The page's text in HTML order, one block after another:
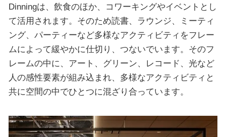
Dinningは、飲食のほか、コワーキングやイベントとし
て活用されます。そのため読書、ラウンジ、ミーティ
ング、パーティーなど多様なアクティビティをフレー
ムによって緩やかに仕切り、つないでいます。そのフ
レームの中に、アート、グリーン、レコード、光など
人の感性要素が組み込まれ、多様なアクティビティと
共に空間の中でひとつに混ざり合っています。